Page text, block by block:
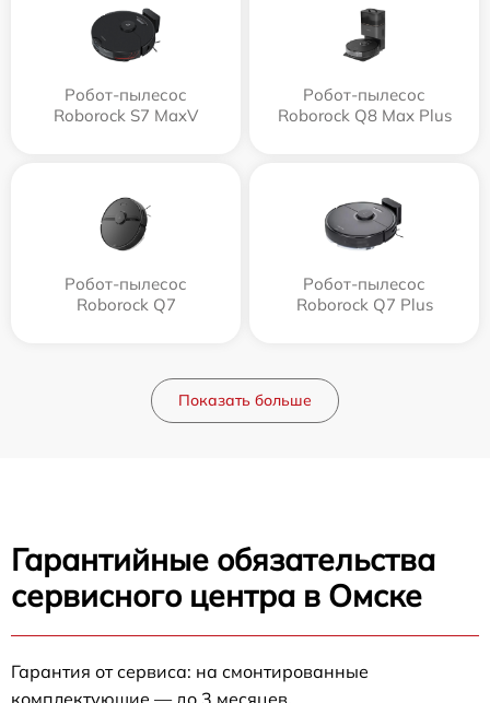
Робот-пылесос
Roborock S7 MaxV
Робот-пылесос
Roborock Q8 Max Plus
Робот-пылесос
Roborock Q7
Робот-пылесос
Roborock Q7 Plus
Показать больше
Гарантийные обязательства
сервисного центра в Омске
Гарантия от сервиса: на смонтированные